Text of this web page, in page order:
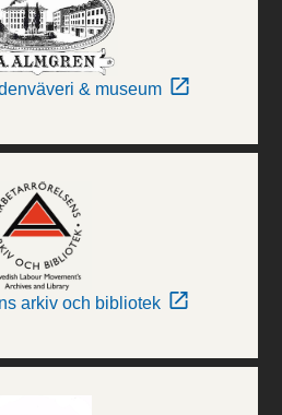
& museum
arkiv och bibliotek